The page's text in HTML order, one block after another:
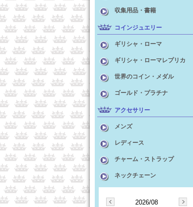
収集用品・書籍
コインジュエリー
ギリシャ・ローマ
ギリシャ・ローマレプリカ
世界のコイン・メダル
ゴールド・プラチナ
アクセサリー
メンズ
レディース
チャーム・ストラップ
ネックチェーン
2026/08